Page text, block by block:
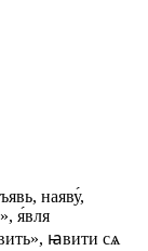
наяву́,
я́вля
ꙗвити сѧ